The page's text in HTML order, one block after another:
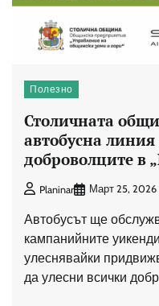
Полезно
Столичната
автобусна
доброволците в
Planinar Март 25, 2026
Автобусът ще
кампанийните
улеснявайки
да улесни всички